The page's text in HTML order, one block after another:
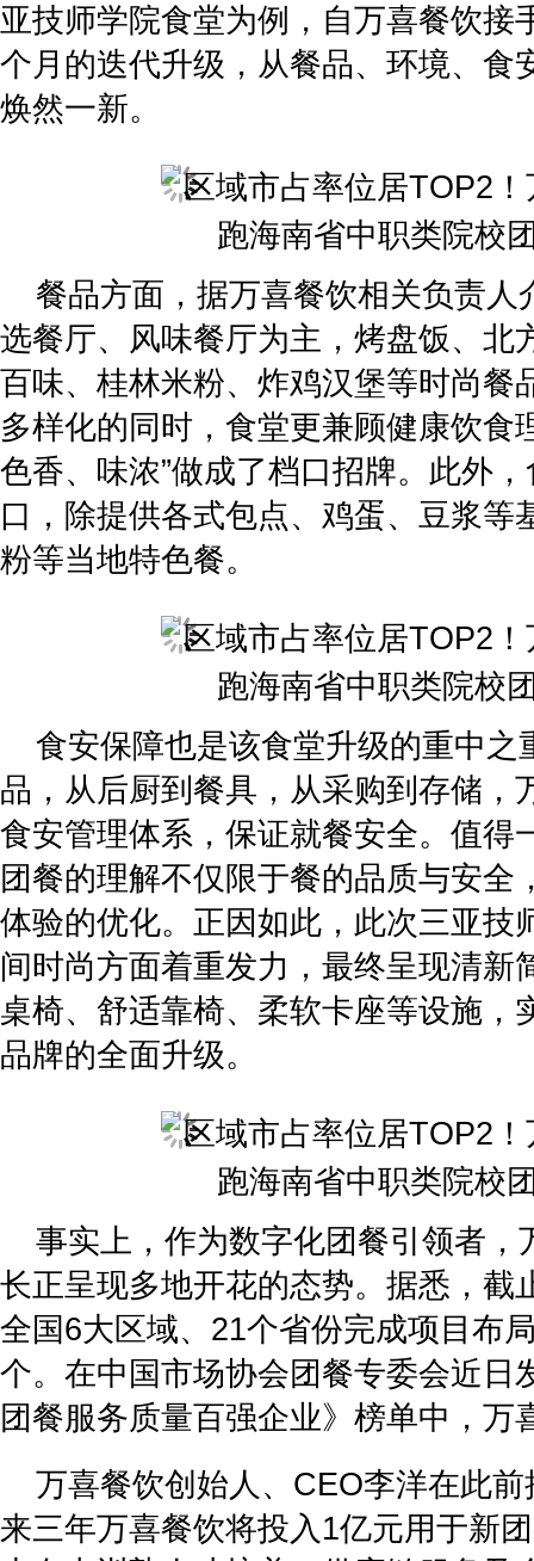
亚技师学院食堂为例，自万喜餐饮接
个月的迭代升级，从餐品、环境、食
焕然一新。
餐品方面，据万喜餐饮相关负责人
选餐厅、风味餐厅为主，烤盘饭、北
百味、桂林米粉、炸鸡汉堡等时尚餐
多样化的同时，食堂更兼顾健康饮食
色香、味浓”做成了档口招牌。此外
口，除提供各式包点、鸡蛋、豆浆等
粉等当地特色餐。
食安保障也是该食堂升级的重中之
品，从后厨到餐具，从采购到存储，
食安管理体系，保证就餐安全。值得
团餐的理解不仅限于餐的品质与安全
体验的优化。正因如此，此次三亚技
间时尚方面着重发力，最终呈现清新
桌椅、舒适靠椅、柔软卡座等设施，
品牌的全面升级。
事实上，作为数字化团餐引领者，
长正呈现多地开花的态势。据悉，截
全国6大区域、21个省份完成项目布
个。在中国市场协会团餐专委会近日
团餐服务质量百强企业》榜单中，万
万喜餐饮创始人、CEO李洋在此前
来三年万喜餐饮将投入1亿元用于新